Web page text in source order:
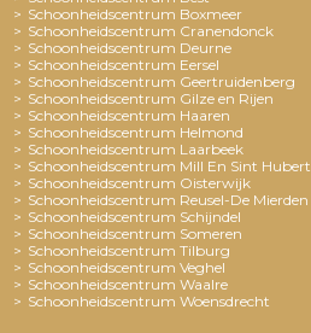
Schoonheidscentrum Boxmeer
Schoonheidscentrum Cranendonck
Schoonheidscentrum Deurne
Schoonheidscentrum Eersel
Schoonheidscentrum Geertruidenberg
Schoonheidscentrum Gilze en Rijen
Schoonheidscentrum Haaren
Schoonheidscentrum Helmond
Schoonheidscentrum Laarbeek
Schoonheidscentrum Mill En Sint Hubert
Schoonheidscentrum Oisterwijk
Schoonheidscentrum Reusel-De Mierden
Schoonheidscentrum Schijndel
Schoonheidscentrum Someren
Schoonheidscentrum Tilburg
Schoonheidscentrum Veghel
Schoonheidscentrum Waalre
Schoonheidscentrum Woensdrecht